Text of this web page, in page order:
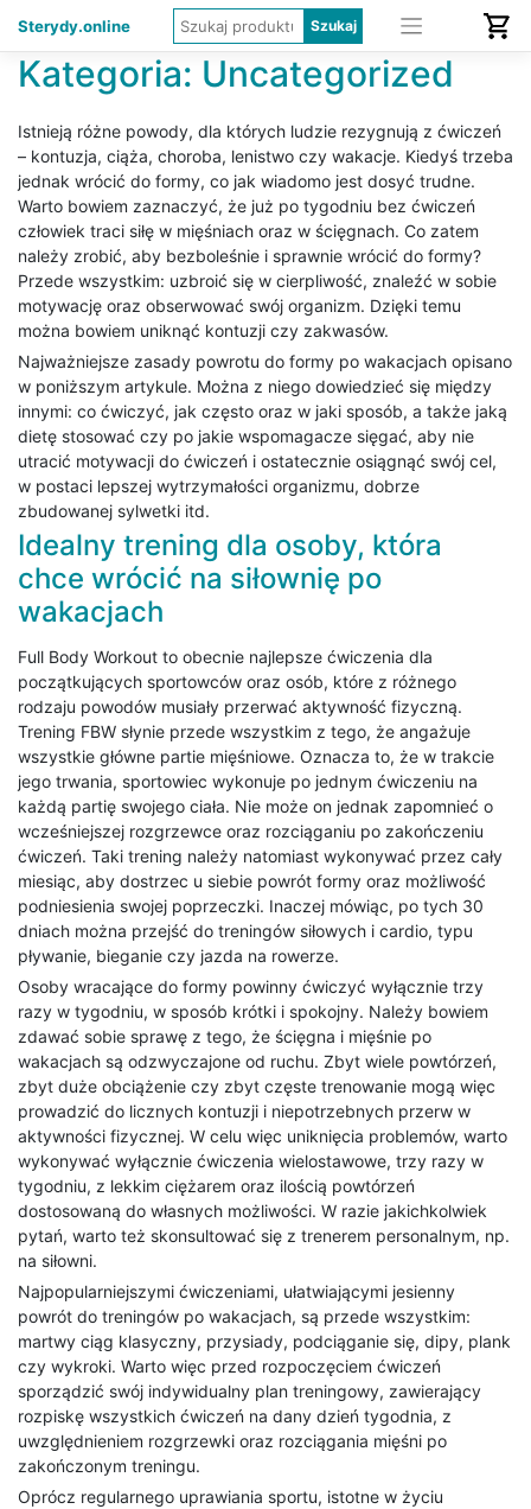
Sterydy.online
Kategoria: Uncategorized
Istnieją różne powody, dla których ludzie rezygnują z ćwiczeń
– kontuzja, ciąża, choroba, lenistwo czy wakacje. Kiedyś trzeba
jednak wrócić do formy, co jak wiadomo jest dosyć trudne.
Warto bowiem zaznaczyć, że już po tygodniu bez ćwiczeń
człowiek traci siłę w mięśniach oraz w ścięgnach. Co zatem
należy zrobić, aby bezboleśnie i sprawnie wrócić do formy?
Przede wszystkim: uzbroić się w cierpliwość, znaleźć w sobie
motywację oraz obserwować swój organizm. Dzięki temu
można bowiem uniknąć kontuzji czy zakwasów.
Najważniejsze zasady powrotu do formy po wakacjach opisano
w poniższym artykule. Można z niego dowiedzieć się między
innymi: co ćwiczyć, jak często oraz w jaki sposób, a także jaką
dietę stosować czy po jakie wspomagacze sięgać, aby nie
utracić motywacji do ćwiczeń i ostatecznie osiągnąć swój cel,
w postaci lepszej wytrzymałości organizmu, dobrze
zbudowanej sylwetki itd.
Idealny trening dla osoby, która
chce wrócić na siłownię po
wakacjach
Full Body Workout to obecnie najlepsze ćwiczenia dla
początkujących sportowców oraz osób, które z różnego
rodzaju powodów musiały przerwać aktywność fizyczną.
Trening FBW słynie przede wszystkim z tego, że angażuje
wszystkie główne partie mięśniowe. Oznacza to, że w trakcie
jego trwania, sportowiec wykonuje po jednym ćwiczeniu na
każdą partię swojego ciała. Nie może on jednak zapomnieć o
wcześniejszej rozgrzewce oraz rozciąganiu po zakończeniu
ćwiczeń. Taki trening należy natomiast wykonywać przez cały
miesiąc, aby dostrzec u siebie powrót formy oraz możliwość
podniesienia swojej poprzeczki. Inaczej mówiąc, po tych 30
dniach można przejść do treningów siłowych i cardio, typu
pływanie, bieganie czy jazda na rowerze.
Osoby wracające do formy powinny ćwiczyć wyłącznie trzy
razy w tygodniu, w sposób krótki i spokojny. Należy bowiem
zdawać sobie sprawę z tego, że ścięgna i mięśnie po
wakacjach są odzwyczajone od ruchu. Zbyt wiele powtórzeń,
zbyt duże obciążenie czy zbyt częste trenowanie mogą więc
prowadzić do licznych kontuzji i niepotrzebnych przerw w
aktywności fizycznej. W celu więc uniknięcia problemów, warto
wykonywać wyłącznie ćwiczenia wielostawowe, trzy razy w
tygodniu, z lekkim ciężarem oraz ilością powtórzeń
dostosowaną do własnych możliwości. W razie jakichkolwiek
pytań, warto też skonsultować się z trenerem personalnym, np.
na siłowni.
Najpopularniejszymi ćwiczeniami, ułatwiającymi jesienny
powrót do treningów po wakacjach, są przede wszystkim:
martwy ciąg klasyczny, przysiady, podciąganie się, dipy, plank
czy wykroki. Warto więc przed rozpoczęciem ćwiczeń
sporządzić swój indywidualny plan treningowy, zawierający
rozpiskę wszystkich ćwiczeń na dany dzień tygodnia, z
uwzględnieniem rozgrzewki oraz rozciągania mięśni po
zakończonym treningu.
Oprócz regularnego uprawiania sportu, istotne w życiu